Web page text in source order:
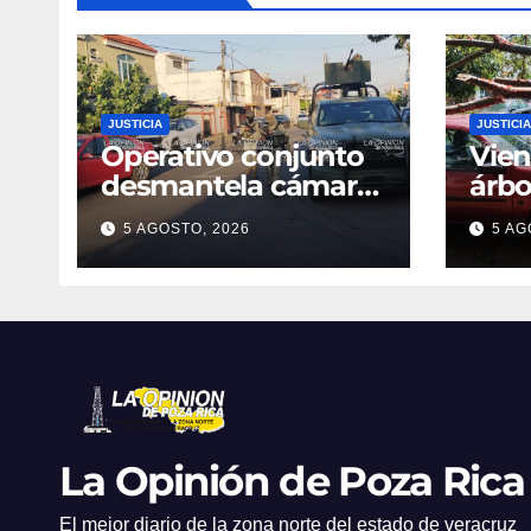
JUSTICIA
Operativo conjunto
desmantela cámaras
presuntamente
irregulares en Poza
Rica; fuerzas
5 AGOSTO, 2026
JUSTICIA
5
La Opinión de Poza Rica
El mejor diario de la zona norte del estado de veracruz